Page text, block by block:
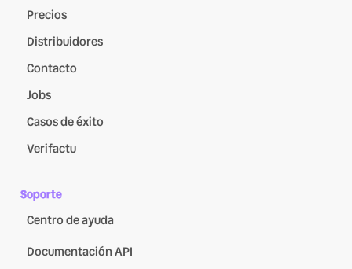
Precios
Distribuidores
Contacto
Jobs
Casos de éxito
Verifactu
Soporte
Centro de ayuda
Documentación API